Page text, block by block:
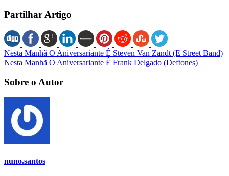
Partilhar Artigo
Nesta Manhã O Aniversariante É Steven Van Zandt (E Street Band)
Nesta Manhã O Aniversariante É Frank Delgado (Deftones)
Sobre o Autor
nuno.santos